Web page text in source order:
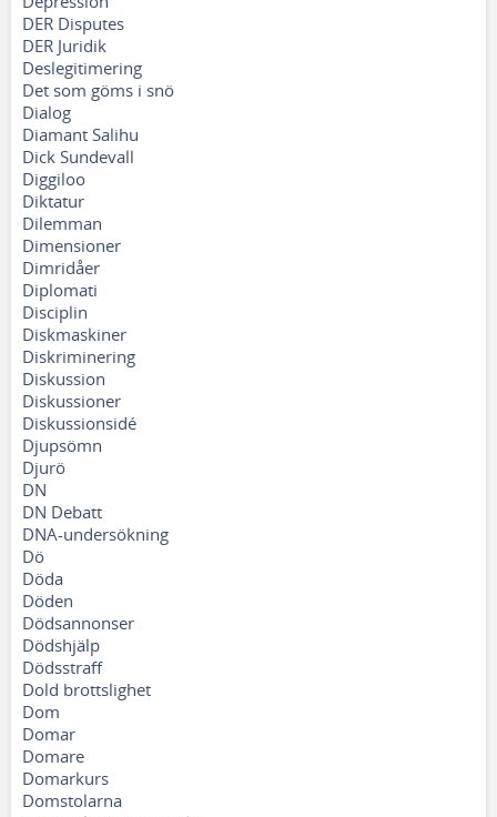
DER Disputes
DER Juridik
Deslegitimering
Det som göms i snö
Dialog
Diamant Salihu
Dick Sundevall
Diggiloo
Diktatur
Dilemman
Dimensioner
Dimridåer
Diplomati
Disciplin
Diskmaskiner
Diskriminering
Diskussion
Diskussioner
Diskussionsidé
Djupsömn
Djurö
DN
DN Debatt
DNA-undersökning
Dö
Döda
Döden
Dödsannonser
Dödshjälp
Dödsstraff
Dold brottslighet
Dom
Domar
Domare
Domarkurs
Domstolarna